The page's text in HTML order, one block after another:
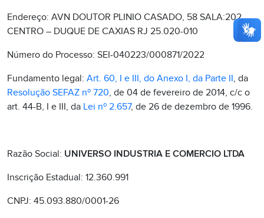
Endereço: AVN DOUTOR PLINIO CASADO, 58 SALA:202
CENTRO – DUQUE DE CAXIAS RJ 25.020-010
Número do Processo: SEI-040223/000871/2022
Fundamento legal: Art. 60, I e III, do Anexo I, da Parte II, da
Resolução SEFAZ nº 720, de 04 de fevereiro de 2014, c/c o
art. 44-B, I e III, da Lei nº 2.657, de 26 de dezembro de 1996.
Razão Social: UNIVERSO INDUSTRIA E COMERCIO LTDA
Inscrição Estadual: 12.360.991
CNPJ: 45.093.880/0001-26